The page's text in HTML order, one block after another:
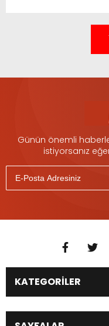
Günün önemli
istiyorsanız
KATEGORİLER
DÜNYA